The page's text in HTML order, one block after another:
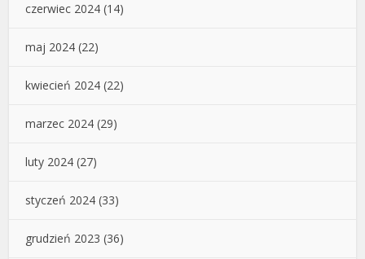
czerwiec 2024 (14)
maj 2024 (22)
kwiecień 2024 (22)
marzec 2024 (29)
luty 2024 (27)
styczeń 2024 (33)
grudzień 2023 (36)